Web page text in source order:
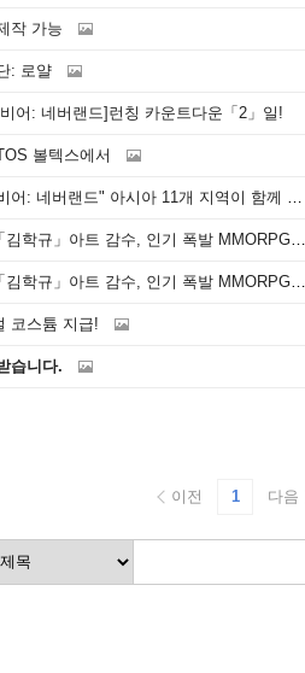
작 가능
: 로얄
어: 네버랜드]런칭 카운트다운「2」일!
볼텍스에서
드" 아시아 11개 지역이 함께 하는 이세계로의 타임슬립 플랜!"
발 MMORPG '트리 오브 세이비어: 네버랜드', 알딸딸한 분위기 속에서 털어놓는 비하인드 스토리! [하편]
폭발 MMORPG '트리 오브 세이비어: 네버랜드', 알딸딸한 분위기 속에서 공개되는 아트 콘셉트! [상편]
코스튬 지급!
습니다.
이전 1 다음